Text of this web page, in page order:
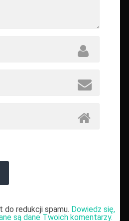
do redukcji spamu. Dowiedz się,
są dane Twoich komentarzy.